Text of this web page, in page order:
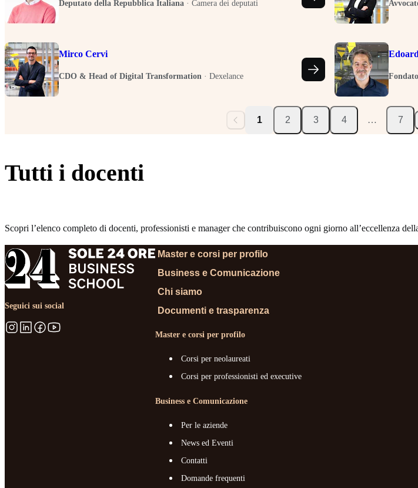
Deputato della Repubblica Italiana · Camera dei deputati
Mirco Cervi
CDO & Head of Digital Transformation · Dexelance
1 2 3 4 … 7
Tutti i docenti
Scopri l’elenco completo di docenti, professionisti e manager che contribuiscono ogni giorno all’eccellenza
Seguici sui social
Master e corsi per profilo
Business e Comunicazione
Chi siamo
Documenti e trasparenza
Master e corsi per profilo
Corsi per neolaureati
Corsi per professionisti ed executive
Business e Comunicazione
Per le aziende
News ed Eventi
Contatti
Domande frequenti